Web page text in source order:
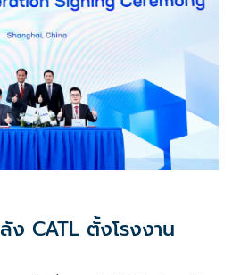
CATL ตั้งโรงงาน